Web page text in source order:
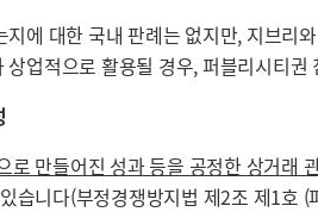
지에 대한 국내 판례는 없지만, 지브
업적으로 활용될 경우, 퍼블리시티
로 만들어진 성과 등을 공정한 상거래
습니다(부정경쟁방지법 제2조 제1호 (